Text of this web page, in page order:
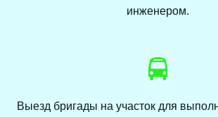
инженером.
Выезд бригады на участок для